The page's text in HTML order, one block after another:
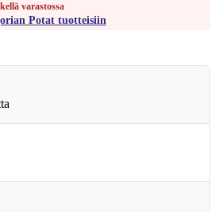
varastossa
Potat tuotteisiin